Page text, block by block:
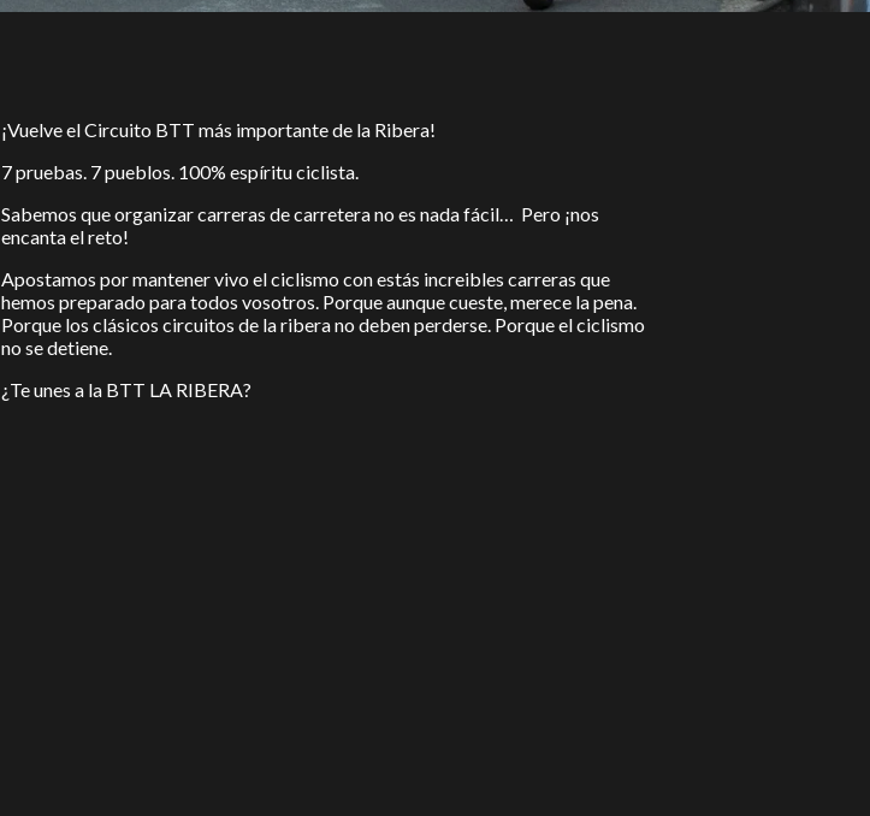
¡Vuelve el Circuito BTT más importante de la Ribera!
7 pruebas. 7 pueblos. 100% espíritu ciclista.
Sabemos que organizar carreras de carretera no es nada fácil… Pero ¡nos
encanta el reto!
Apostamos por mantener vivo el ciclismo con estás increibles carreras que
hemos preparado para todos vosotros. Porque aunque cueste, merece la pena.
Porque los clásicos circuitos de la ribera no deben perderse. Porque el ciclismo
no se detiene.
¿Te unes a la BTT LA RIBERA?